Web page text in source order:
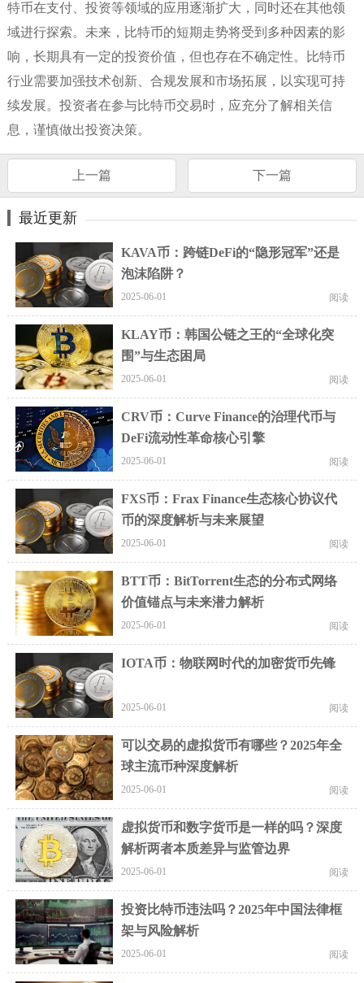
特币在支付、投资等领域的应用逐渐扩大，同时还在其他领
域进行探索。未来，比特币的短期走势将受到多种因素的影
响，长期具有一定的投资价值，但也存在不确定性。比特币
行业需要加强技术创新、合规发展和市场拓展，以实现可持
续发展。投资者在参与比特币交易时，应充分了解相关信
息，谨慎做出投资决策。
上一篇 下一篇
最近更新
KAVA币：跨链DeFi的“隐形冠军”还是
泡沫陷阱？
2025-06-01 阅读
KLAY币：韩国公链之王的“全球化突
围”与生态困局
2025-06-01 阅读
CRV币：Curve Finance的治理代币与
DeFi流动性革命核心引擎
2025-06-01 阅读
FXS币：Frax Finance生态核心协议代
币的深度解析与未来展望
2025-06-01 阅读
BTT币：BitTorrent生态的分布式网络
价值锚点与未来潜力解析
2025-06-01 阅读
IOTA币：物联网时代的加密货币先锋
2025-06-01 阅读
可以交易的虚拟货币有哪些？2025年全
球主流币种深度解析
2025-06-01 阅读
虚拟货币和数字货币是一样的吗？深度
解析两者本质差异与监管边界
2025-06-01 阅读
投资比特币违法吗？2025年中国法律框
架与风险解析
2025-06-01 阅读